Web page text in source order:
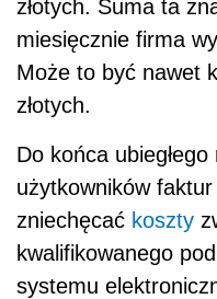
złotych. Suma ta
miesięcznie firma
Może to być nawet
złotych.
Do końca
użytkowników
zniechęcać koszty
kwalifikowanego
systemu